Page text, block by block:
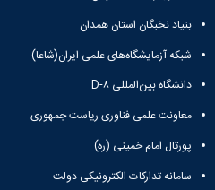
کمیته
ترفیع
شورای
فرهنگی
دانشکده
آیین‌نامه‌های
معاونت
آموزشی
مهندسی
صنایع
سیستم
تولید
of
Stress
Analysis
دفتر
بنیاد نخبگان استان همدان
شبکه آزمایشگاه‌های علمی ایران(شاعا)
دانشگاه بین‌المللی D-۸
معاونت علمی فناوری ریاست جمهوری
پورتال امام خمینی (ره)
سامانه تدارکات الکترونیکی دولت